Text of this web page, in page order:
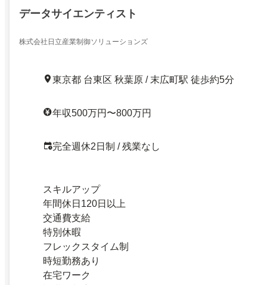
データサイエンティスト
株式会社日立産業制御ソリューションズ
東京都 台東区 秋葉原 / 末広町駅 徒歩約5分
年収500万円〜800万円
完全週休2日制 / 残業なし
スキルアップ
年間休日120日以上
交通費支給
特別休暇
フレックスタイム制
時短勤務あり
在宅ワーク